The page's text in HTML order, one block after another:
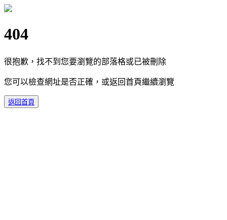
404
很抱歉，找不到您要瀏覽的部落格或已被刪除
您可以檢查網址是否正確，或返回首頁繼續瀏覽
返回首頁